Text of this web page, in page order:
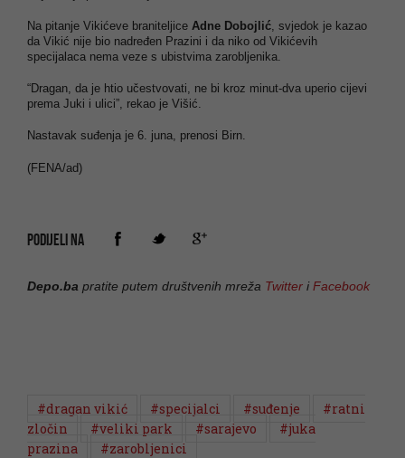
Na pitanje Vikićeve braniteljice Adne Dobojlić , svjedok je kazao
da Vikić nije bio nadređen Prazini i da niko od Vikićevih
specijalaca nema veze s ubistvima zarobljenika.
“Dragan, da je htio učestvovati, ne bi kroz minut-dva uperio cijevi
prema Juki i ulici”, rekao je Višić.
Nastavak suđenja je 6. juna, prenosi Birn.
(FENA/ad)
PODIJELI NA
Depo.ba pratite putem društvenih mreža Twitter iFacebook
#dragan vikić #specijalci #suđenje
#ratni
zločin
#veliki park #sarajevo
#juka
prazina
#zarobljenici